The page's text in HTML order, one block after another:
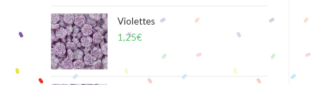
Violettes
1,25€